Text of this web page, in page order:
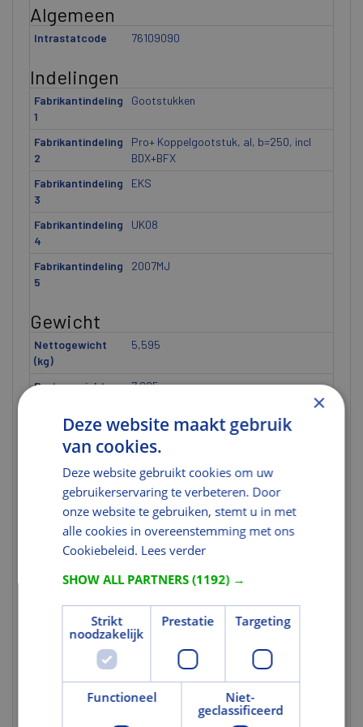
Algemeen
Intrastatcode 76109090
Indelingen
Fabrikantindeling
1
Gootstukken
Fabrikantindeling
2
Pro+ Koppelgootstuk, al, b=250, incl
BDX+BFX
Fabrikantindeling
3
EKS
Fabrikantindeling
4
UK08
Fabrikantindeling
5
2007MJ
Gewicht
Nettogewicht
(kg)
5,595
Brutogewicht
7,285
Gewicht eenheid st
Materiaal
Afwerking
Aluminium, Grijs
Kleur en Oppervlak
Tekst
Uitgebreide
De VELUX Pro+ gootstukset is
ontworpen om een perfecte installatie
van gecombineerde dakvensters te
garanderen. De Pro+ gootstukset
wordt geleverd met een eenvoudig te
monteren waterkerende manchet en
×
Deze website maakt gebruik
van cookies.
Deze website gebruikt cookies om uw
gebruikerservaring te verbeteren. Door
onze website te gebruiken, stemt u in met
alle cookies in overeenstemming met ons
Cookiebeleid. Lees verder
SHOW ALL PARTNERS(1192) →
Strikt
noodzakelijk
Prestatie Targeting
Functioneel
Niet-
geclassificeerd